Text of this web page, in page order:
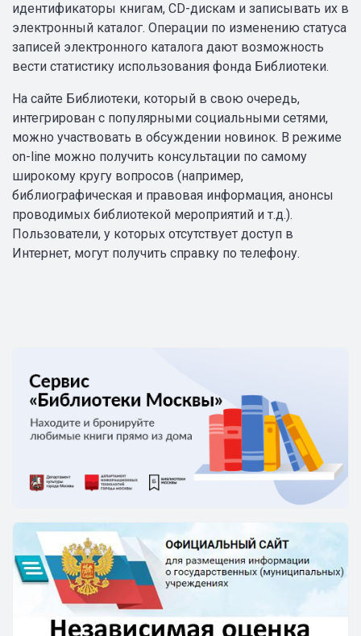
идентификаторы книгам, CD-дискам и записывать их в
электронный каталог. Операции по изменению статуса
записей электронного каталога дают возможность
вести статистику использования фонда Библиотеки.
На сайте Библиотеки, который в свою очередь,
интегрирован с популярными социальными сетями,
можно участвовать в обсуждении новинок. В режиме
on-line можно получить консультации по самому
широкому кругу вопросов (например,
библиографическая и правовая информация, анонсы
проводимых библиотекой мероприятий и т.д.).
Пользователи, у которых отсутствует доступ в
Интернет, могут получить справку по телефону.